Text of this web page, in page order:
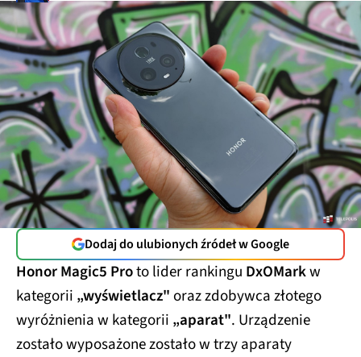
Dodaj do ulubionych źródeł w Google
Honor Magic5 Proto lider rankingu DxOMarkw
kategorii „wyświetlacz"oraz zdobywca złotego
wyróżnienia w kategorii „aparat". Urządzenie
zostało wyposażone zostało w trzy aparaty